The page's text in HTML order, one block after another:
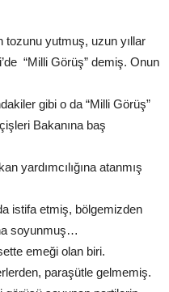
tozunu yutmuş, uzun yıllar
“Milli Görüş” demiş. Onun
gibi o da “Milli Görüş”
Bakanına baş
yardımcılığına atanmış
istifa etmiş, bölgemizden
soyunmuş…
emeği olan biri.
paraşütle gelmemiş.